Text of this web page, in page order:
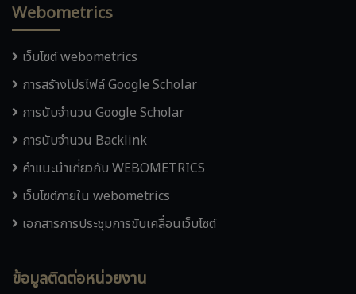
Webometrics
เว็บไซต์ webometrics
การสร้างโปรไฟล์ Google Scholar
การนับจำนวน Google Scholar
การนับจำนวน Backlink
คำแนะนำเกี่ยวกับ WEBOMETRICS
เว็บไซต์ภายใน webometrics
เอกสารการประชุมการขับเคลื่อนเว็บไซต์
ข้อมูลติดต่อหน่วยงาน